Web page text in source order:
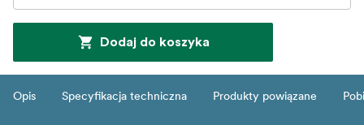
Dodaj do koszyka
Opis Specyfikacja techniczna Produkty powiązane